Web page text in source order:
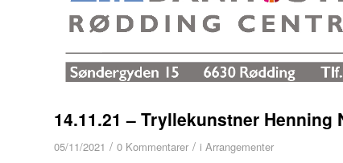
14.11.21 – Tryllekunstner Henning
05/11/2021 / 0 Kommentarer / i Arrangementer